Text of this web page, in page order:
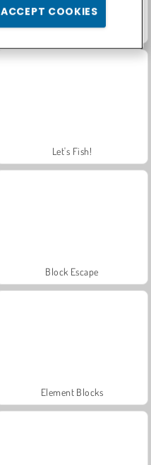
Farm Merge Valley
Let's Fish!
Block Escape
Element Blocks
ACCEPT COOKIES